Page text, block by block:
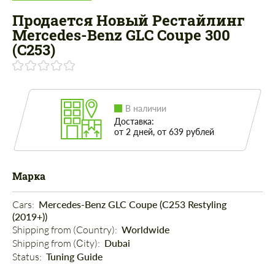
Продается Новый Рестайлинг
Mercedes-Benz GLC Coupe 300
(C253)
В наличии
Доставка:
от 2 дней, от 639 рублей
Марка
Cars: Mercedes-Benz GLC Coupe (C253 Restyling
(2019+))
Shipping from (Country): Worldwide
Shipping from (Сity): Dubai
Status: Tuning Guide